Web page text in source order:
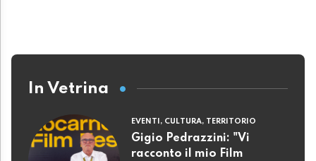
In Vetrina
EVENTI, CULTURA, TERRITORIO
Gigio Pedrazzini: "Vi
racconto il mio Film